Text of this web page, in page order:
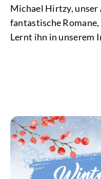
Michael Hirtzy,
fantastische
Lernt ihn in unserem